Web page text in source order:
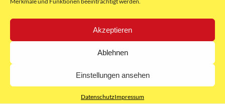
Akzeptieren
Ablehnen
Einstellungen ansehen
DatenschutzImpressum
E-Mail